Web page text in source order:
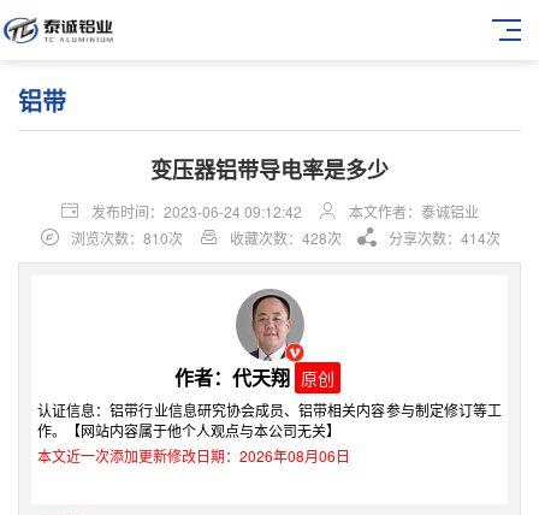
铝带
变压器铝带导电率是多少
发布时间：2023-06-24 09:12:42
本文作者：泰诚铝业
浏览次数：810次
收藏次数：428次 分享次数：414次
作者：代天翔 原创
认证信息：铝带行业信息研究协会成员、铝带相关内容参与制定修订等工
作。【网站内容属于他个人观点与本公司无关】
本文近一次添加更新修改日期：2026年08月06日